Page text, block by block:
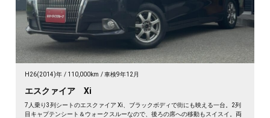
H26(2014)年 110,000km 車検9年12月
エスクァイア Xi
7人乗り3列シートのエスクァイア Xi、ブラックボディで街にも映える一台。2列
目キャプテンシート＆ウォークスルーなので、後ろの席への移動もスイスイ。両